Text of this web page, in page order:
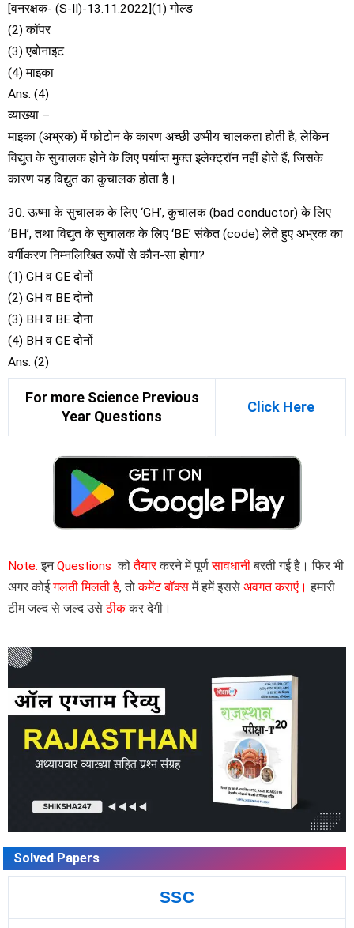
[वनरक्षक- (S-II)-13.11.2022](1) गोल्ड
(2) कॉपर
(3) एबोनाइट
(4) माइका
Ans. (4)
व्याख्या –
माइका (अभ्रक) में फोटोन के कारण अच्छी उष्मीय चालकता होती है, लेकिन
विद्युत के सुचालक होने के लिए पर्याप्त मुक्त इलेक्ट्रॉन नहीं होते हैं, जिसके
कारण यह विद्युत का कुचालक होता है।
30. ऊष्मा के सुचालक के लिए ‘GH’, कुचालक (bad conductor) के लिए
‘BH’, तथा विद्युत के सुचालक के लिए ‘BE’ संकेत (code) लेते हुए अभ्रक का
वर्गीकरण निम्नलिखित रूपों से कौन-सा होगा?
(1) GH व GE दोनों
(2) GH व BE दोनों
(3) BH व BE दोना
(4) BH व GE दोनों
Ans. (2)
For more Science Previous
Year Questions
Click Here
Note: इनQuestions कोतैयारकरने में पूर्णसावधानीबरती गई है। फिर भी
अगर कोईगलती मिलती है, तोकमेंट बॉक्समें हमें इससे अवगत कराएं। हमारी
टीम जल्द से जल्द उसेठीककर देगी।
Solved Papers
SSC